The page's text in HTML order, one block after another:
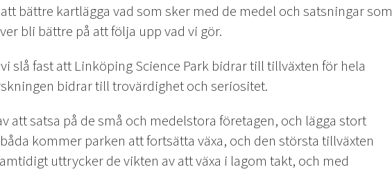
bättre kartlägga vad som sker med de medel och satsningar som
bli bättre på att följa upp vad vi gör.
slå fast att Linköping Science Park bidrar till tillväxten för hela
bidrar till trovärdighet och seriositet.
att satsa på de små och medelstora företagen, och lägga stort
kommer parken att fortsätta växa, och den största tillväxten
uttrycker de vikten av att växa i lagom takt, och med